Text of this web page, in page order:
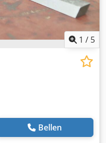
1 / 5
Bellen